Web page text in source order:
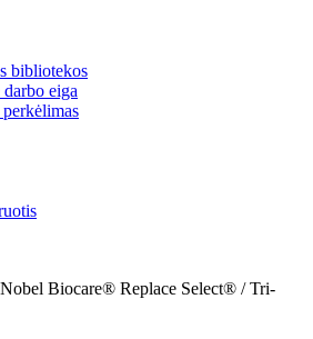
bibliotekos
eiga